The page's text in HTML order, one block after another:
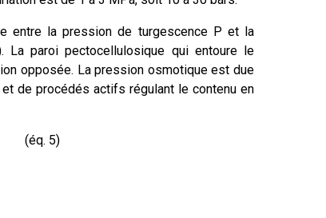
entre la pression de turgescence P et la
La paroi pectocellulosique qui entoure le
opposée. La pression osmotique est due
de procédés actifs régulant le contenu en